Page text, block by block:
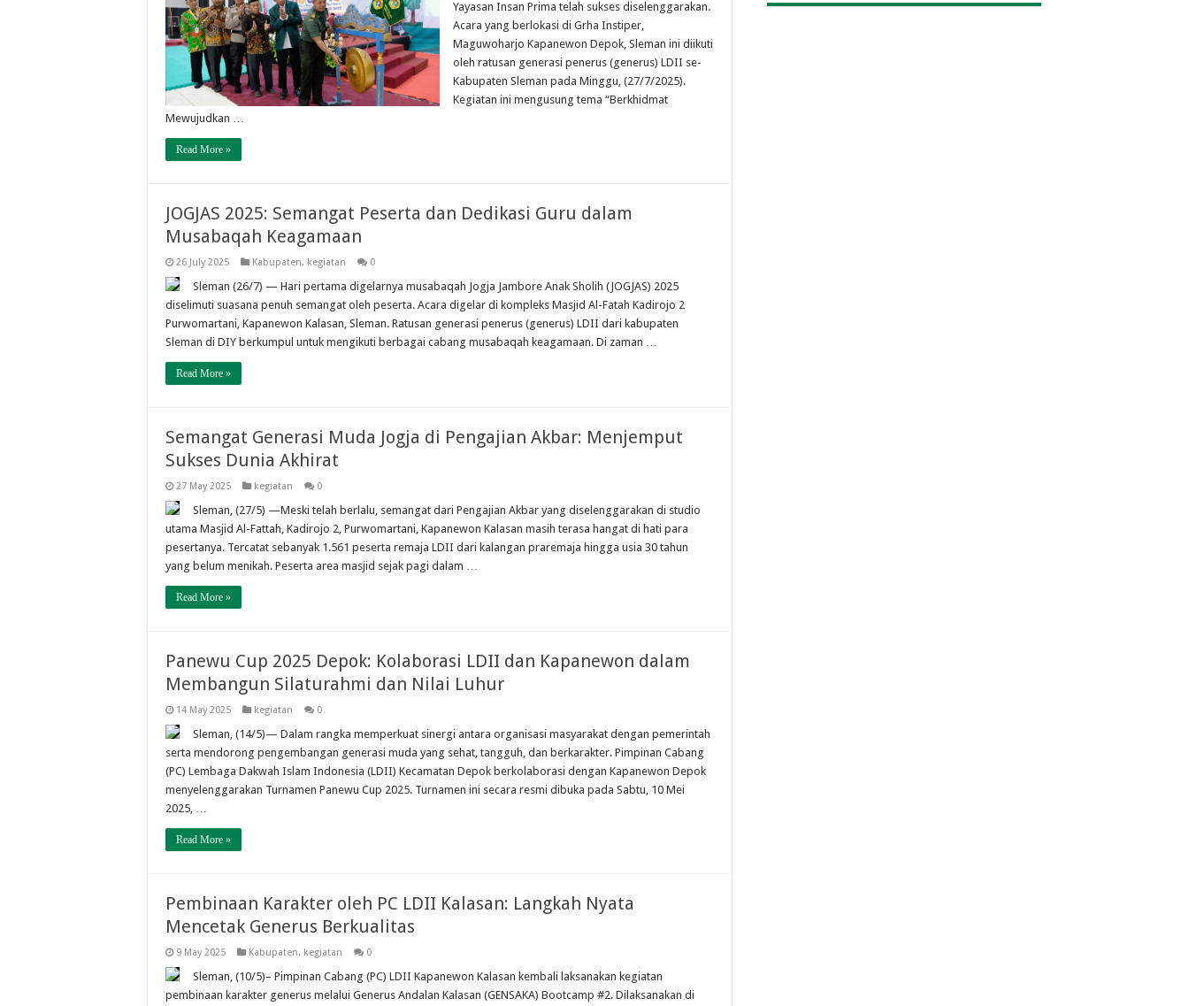
Yayasan Insan Prima telah sukses diselenggarakan.
Acara yang berlokasi di Grha Instiper,
Maguwoharjo Kapanewon Depok, Sleman ini diikuti
oleh ratusan generasi penerus (generus) LDII se-
Kabupaten Sleman pada Minggu, (27/7/2025).
Kegiatan ini mengusung tema “Berkhidmat
Mewujudkan …
Read More »
JOGJAS 2025: Semangat Peserta dan Dedikasi Guru dalam
Musabaqah Keagamaan
26 July 2025 Kabupaten, kegiatan 0
Sleman (26/7) — Hari pertama digelarnya musabaqah Jogja Jambore Anak Sholih (JOGJAS) 2025
diselimuti suasana penuh semangat oleh peserta. Acara digelar di kompleks Masjid Al-Fatah Kadirojo 2
Purwomartani, Kapanewon Kalasan, Sleman. Ratusan generasi penerus (generus) LDII dari kabupaten
Sleman di DIY berkumpul untuk mengikuti berbagai cabang musabaqah keagamaan. Di zaman …
Read More »
Semangat Generasi Muda Jogja di Pengajian Akbar: Menjemput
Sukses Dunia Akhirat
27 May 2025 kegiatan 0
Sleman, (27/5) —Meski telah berlalu, semangat dari Pengajian Akbar yang diselenggarakan di studio
utama Masjid Al-Fattah, Kadirojo 2, Purwomartani, Kapanewon Kalasan masih terasa hangat di hati para
pesertanya. Tercatat sebanyak 1.561 peserta remaja LDII dari kalangan praremaja hingga usia 30 tahun
yang belum menikah. Peserta area masjid sejak pagi dalam …
Read More »
Panewu Cup 2025 Depok: Kolaborasi LDII dan Kapanewon dalam
Membangun Silaturahmi dan Nilai Luhur
14 May 2025 kegiatan 0
Sleman, (14/5)— Dalam rangka memperkuat sinergi antara organisasi masyarakat dengan pemerintah
serta mendorong pengembangan generasi muda yang sehat, tangguh, dan berkarakter. Pimpinan Cabang
(PC) Lembaga Dakwah Islam Indonesia (LDII) Kecamatan Depok berkolaborasi dengan Kapanewon Depok
menyelenggarakan Turnamen Panewu Cup 2025. Turnamen ini secara resmi dibuka pada Sabtu, 10 Mei
2025, …
Read More »
Pembinaan Karakter oleh PC LDII Kalasan: Langkah Nyata
Mencetak Generus Berkualitas
9 May 2025 Kabupaten, kegiatan 0
Sleman, (10/5)– Pimpinan Cabang (PC) LDII Kapanewon Kalasan kembali laksanakan kegiatan
pembinaan karakter generus melalui Generus Andalan Kalasan (GENSAKA) Bootcamp #2. Dilaksanakan di